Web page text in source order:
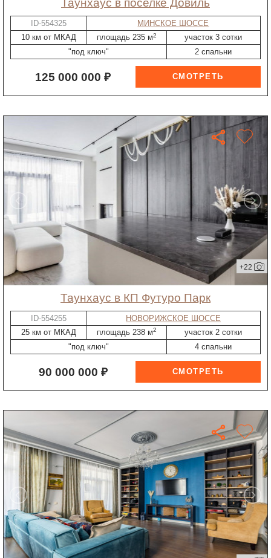
таунхаус в поселке Довиль
ID-554325
МИНСКОЕ ШОССЕ
10 км от МКАД
площадь 235 м2
участок 3 сотки
"под ключ"
2 спальни
125 000 000 ₽
+22
таунхаус в КП Футуро Парк
ID-554255
НОВОРИЖСКОЕ ШОССЕ
25 км от МКАД
площадь 238 м2
участок 2 сотки
"под ключ"
4 спальни
90 000 000 ₽